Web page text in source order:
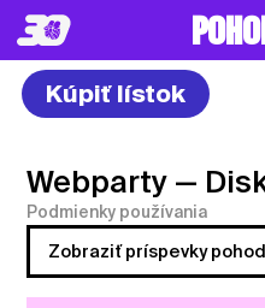
Kúpiť lístok
Webparty —
Podmienky používania
Zobraziť príspevky